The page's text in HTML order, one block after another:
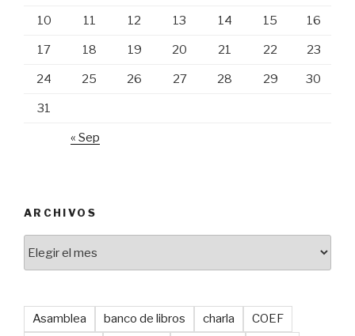
10 11 12 13 14 15 16
17 18 19 20 21 22 23
24 25 26 27 28 29 30
31
« Sep
ARCHIVOS
Asamblea banco de libros charla COEF